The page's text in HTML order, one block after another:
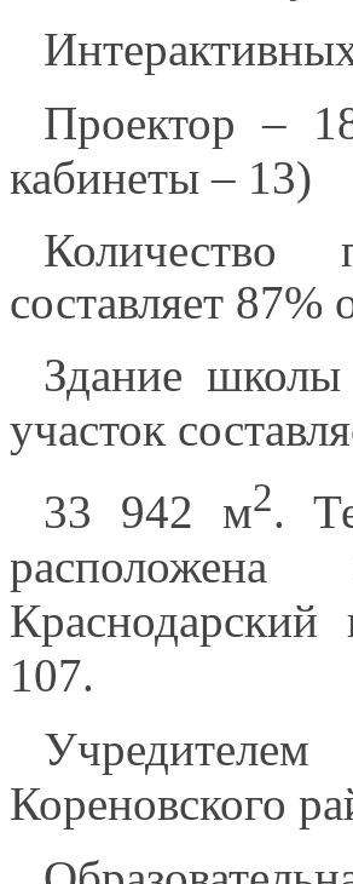
Проектор –
кабинеты – 13)
составляет 87%
Здание
участок
33 942 м2.
107.
Кореновского